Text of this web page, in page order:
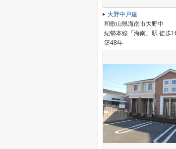
大野中戸建
和歌山県海南市大野中
紀勢本線「海南」駅 徒歩
築48年